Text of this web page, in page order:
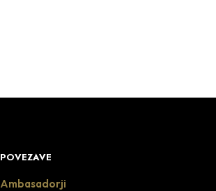
POVEZAVE
Ambasadorji